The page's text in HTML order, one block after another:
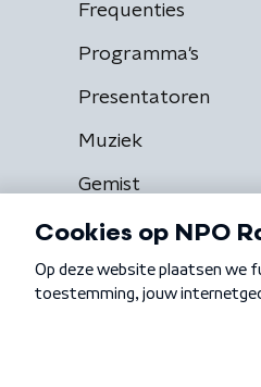
Frequenties
Programma's
Presentatoren
Muziek
Gemist
Algemene voorwaarden